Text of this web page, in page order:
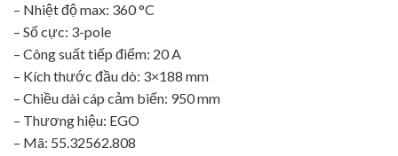
– Nhiệt độ max: 360 °C
– Số cực: 3-pole
– Công suất tiếp điểm: 20 A
– Kích thước đầu dò: 3×188 mm
– Chiều dài cáp cảm biến: 950 mm
– Thương hiệu: EGO
– Mã: 55.32562.808